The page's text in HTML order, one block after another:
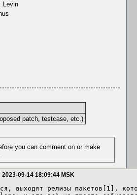
Levin
patch, testcase, etc.)
2023-09-14 18:09:44 MSK
выходят релизы пакетов[1],